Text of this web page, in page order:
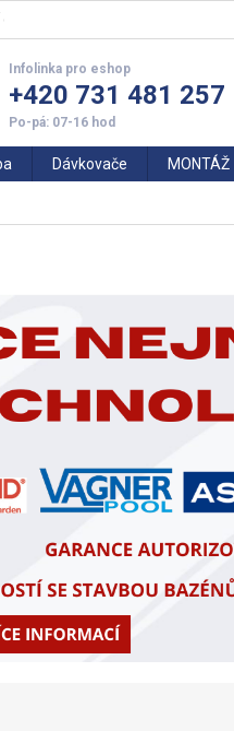
+420 731 481 257
Dávkovače MONTÁŽ